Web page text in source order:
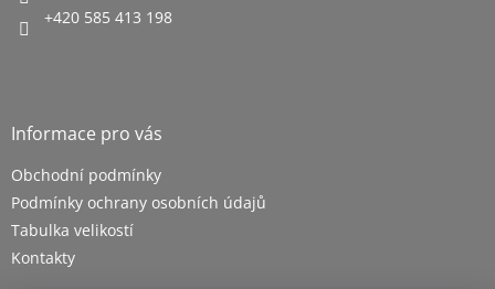
+420 585 413 198
Informace pro vás
Obchodní podmínky
Podmínky ochrany osobních údajů
Tabulka velikostí
Kontakty